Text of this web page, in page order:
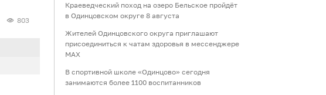
803
Краеведческий поход на озеро Бельское пройдёт
в Одинцовском округе 8 августа
Жителей Одинцовского округа приглашают
присоединиться к чатам здоровья в мессенджере
МАХ
В спортивной школе «Одинцово» сегодня
занимаются более 1100 воспитанников